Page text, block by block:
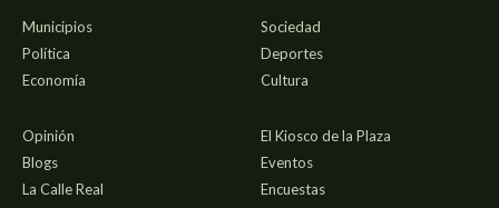
Municipios
Política
Economía
Sociedad
Deportes
Cultura
Opinión
Blogs
La Calle Real
El Kiosco de la Plaza
Eventos
Encuestas